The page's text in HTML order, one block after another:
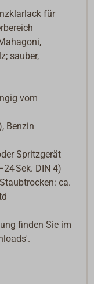
für
sauber,
vom
Benzin
Spritzgerät
Sek. DIN 4)
Staubtrocken: ca.
finden Sie im